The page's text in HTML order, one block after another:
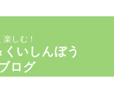
しむ！
いしんぼう
ログ